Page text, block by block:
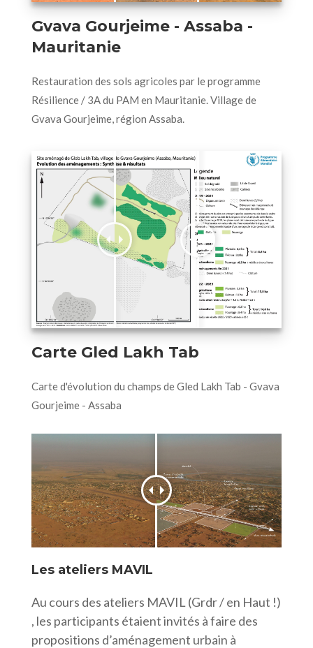
Gvava Gourjeime - Assaba -
Mauritanie
Restauration des sols agricoles par le programme
Résilience / 3A du PAM en Mauritanie. Village de
Gvava Gourjeime, région Assaba.
Carte Gled Lakh Tab
Carte d'évolution du champs de Gled Lakh Tab - Gvava
Gourjeime - Assaba
Les ateliers MAVIL
Au cours des ateliers MAVIL (Grdr / en Haut !)
, les participants étaient invités à faire des
propositions d’aménagement urbain à